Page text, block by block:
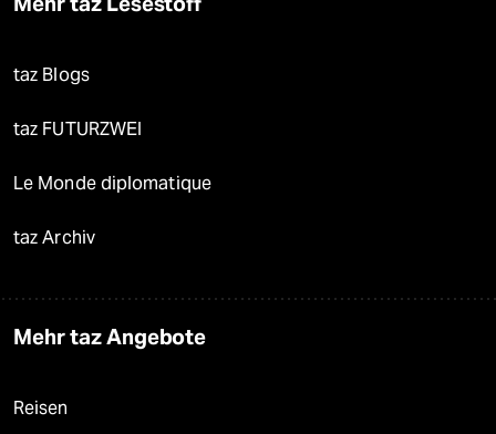
taz Blogs
taz FUTURZWEI
Le Monde diplomatique
taz Archiv
Mehr taz Angebote
Reisen